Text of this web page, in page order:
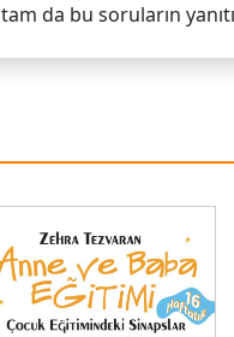
tam da bu soruların